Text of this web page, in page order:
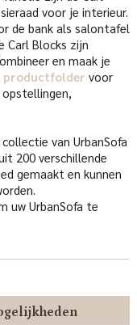
voor je interieur.
de bank als salontafel
Carl Blocks zijn
en maak je
productfolder voor
van UrbanSofa
200 verschillende
gemaakt en kunnen
uw UrbanSofa te